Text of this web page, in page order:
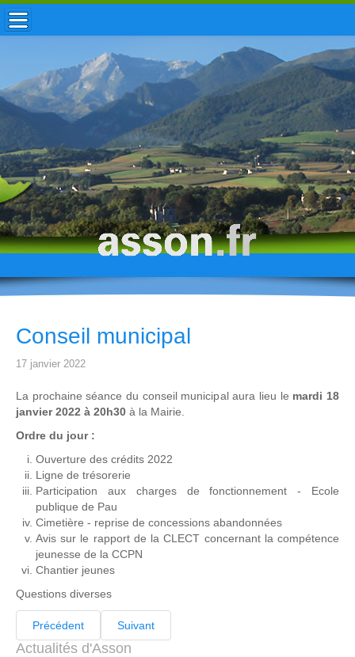
ACCUEIL / INFOS
MUNICIPALITÉ
VIE LOCALE
ENFANCE
TOURISME
HISTOIRE
Conseil municipal
17 janvier 2022
La prochaine séance du conseil municipal aura lieu le mardi 18
janvier 2022 à 20h30 à la Mairie.
Ordre du jour :
Ouverture des crédits 2022
Ligne de trésorerie
Participation aux charges de fonctionnement - Ecole
publique de Pau
Cimetière - reprise de concessions abandonnées
Avis sur le rapport de la CLECT concernant la compétence
jeunesse de la CCPN
Chantier jeunes
Questions diverses
Précédent Suivant
Actualités d'Asson